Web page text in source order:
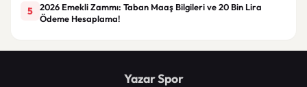
5
2026 Emekli Zammı: Taban Maaş Bilgileri ve 20 Bin Lira
Ödeme Hesaplama!
Yazar Spor